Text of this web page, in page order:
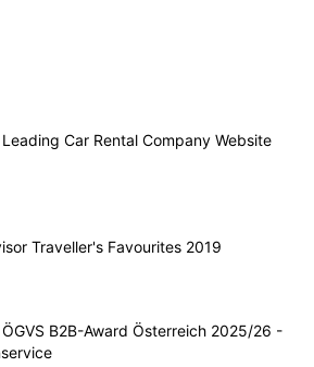
Car Rental Company Website
Traveller's Favourites 2019
B2B-Award Österreich 2025/26 -